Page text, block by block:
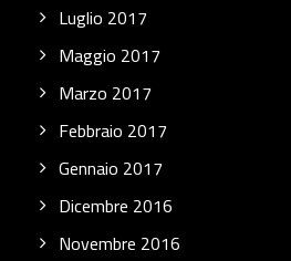
Luglio 2017
Maggio 2017
Marzo 2017
Febbraio 2017
Gennaio 2017
Dicembre 2016
Novembre 2016